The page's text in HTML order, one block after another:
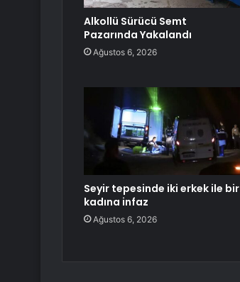
Alkollü Sürücü Semt
Pazarında Yakalandı
Ağustos 6, 2026
Seyir tepesinde iki erkek ile bir
kadına infaz
Ağustos 6, 2026